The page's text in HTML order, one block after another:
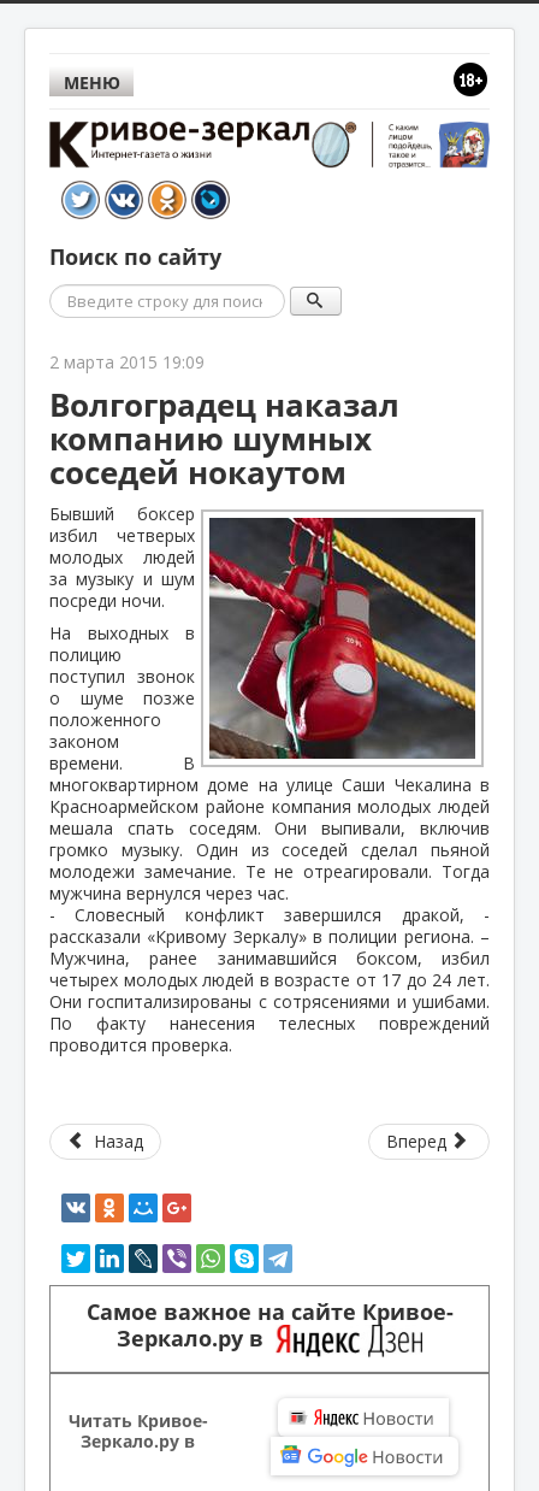
МЕНЮ
Поиск по сайту
Поиск
2 марта 2015 19:09
Волгоградец наказал
компанию шумных
соседей нокаутом
Бывший боксер
избил четверых
молодых людей
за музыку и шум
посреди ночи.
На выходных в
полицию
поступил звонок
о шуме позже
положенного
законом
времени. В
многоквартирном доме на улице Саши Чекалина в
Красноармейском районе компания молодых людей
мешала спать соседям. Они выпивали, включив
громко музыку. Один из соседей сделал пьяной
молодежи замечание. Те не отреагировали. Тогда
мужчина вернулся через час.
- Словесный конфликт завершился дракой, -
рассказали «Кривому Зеркалу» в полиции региона. –
Мужчина, ранее занимавшийся боксом, избил
четырех молодых людей в возрасте от 17 до 24 лет.
Они госпитализированы с сотрясениями и ушибами.
По факту нанесения телесных повреждений
проводится проверка.
Назад Вперед
Самое важное на сайте Кривое-
Зеркало.ру в
Читать Кривое-
Зеркало.ру в